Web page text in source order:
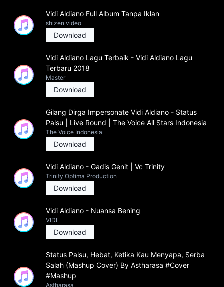
Vidi Aldiano Full Album Tanpa Iklan
shizen video
Download
Vidi Aldiano Lagu Terbaik - Vidi Aldiano Lagu
Terbaru 2018
Master
Download
Gilang Dirga Impersonate Vidi Aldiano - Status
Palsu | Live Round | The Voice All Stars Indonesia
The Voice Indonesia
Download
Vidi Aldiano - Gadis Genit | Vc Trinity
Trinity Optima Production
Download
Vidi Aldiano - Nuansa Bening
VIDI
Download
Status Palsu, Hebat, Ketika Kau Menyapa, Serba
Salah (Mashup Cover) By Astharasa #Cover
#Mashup
Astharasa